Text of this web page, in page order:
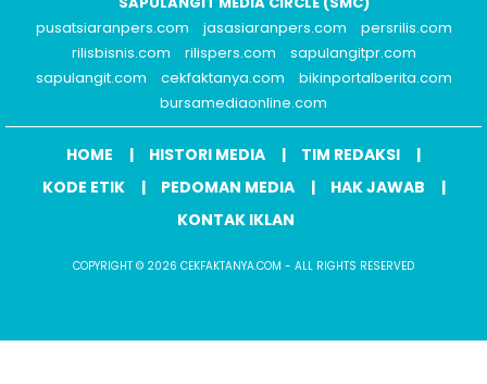
pusatsiaranpers.com
jasasiaranpers.com
persrilis.com
rilisbisnis.com
rilispers.com
sapulangitpr.com
sapulangit.com
cekfaktanya.com
bikinportalberita.com
bursamediaonline.com
HOME HISTORI MEDIA
TIM REDAKSI
KODE ETIK
PEDOMAN MEDIA
HAK JAWAB
KONTAK IKLAN
COPYRIGHT © 2026 CEKFAKTANYA.COM - ALL RIGHTS RESERVED